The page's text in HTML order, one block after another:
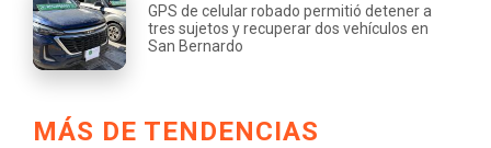
GPS de celular robado permitió detener a
tres sujetos y recuperar dos vehículos en
San Bernardo
MÁS DE TENDENCIAS